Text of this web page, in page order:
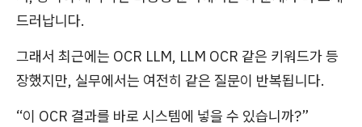
드러납니다.
그래서 최근에는 OCR LLM, LLM OCR 같은 키워드가 등
장했지만, 실무에서는 여전히 같은 질문이 반복됩니다.
“이 OCR 결과를 바로 시스템에 넣을 수 있습니까?”